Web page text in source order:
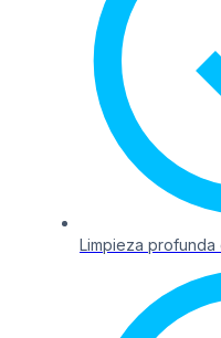
Limpieza